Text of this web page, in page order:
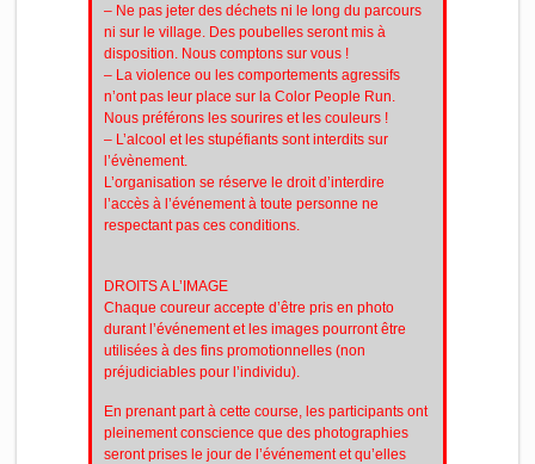
– Ne pas jeter des déchets ni le long du parcours
ni sur le village. Des poubelles seront mis à
disposition. Nous comptons sur vous !
– La violence ou les comportements agressifs
n’ont pas leur place sur la Color People Run.
Nous préférons les sourires et les couleurs !
– L’alcool et les stupéfiants sont interdits sur
l’évènement.
L’organisation se réserve le droit d’interdire
l’accès à l’événement à toute personne ne
respectant pas ces conditions.
DROITS A L’IMAGE
Chaque coureur accepte d’être pris en photo
durant l’événement et les images pourront être
utilisées à des fins promotionnelles (non
préjudiciables pour l’individu).
En prenant part à cette course, les participants ont
pleinement conscience que des photographies
seront prises le jour de l’événement et qu’elles